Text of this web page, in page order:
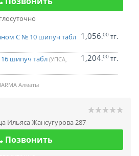
С № 10 шипуч табл 1,056.00 тг.
шипуч табл (УПСА,
1,204.00 тг.
Алматы
Ильяса Жансугурова 287
Позвонить